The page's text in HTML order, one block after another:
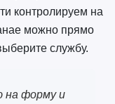
контролируем на
можно прямо
службу.
на форму и